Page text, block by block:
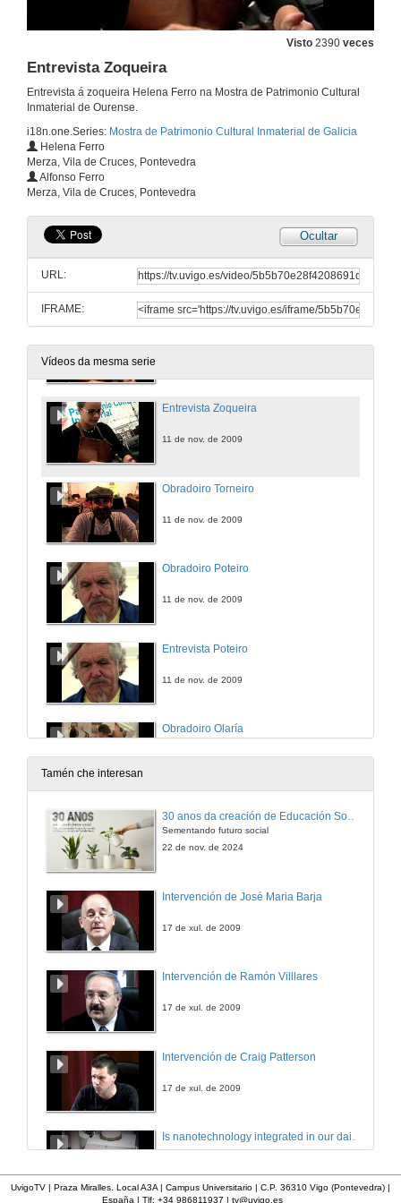
Visto 2390 veces
Entrevista Zoqueira
Entrevista á zoqueira Helena Ferro na Mostra de Patrimonio Cultural
Inmaterial de Ourense.
i18n.one.Series: Mostra de Patrimonio Cultural Inmaterial de Galicia
Helena Ferro
Merza, Vila de Cruces, Pontevedra
Alfonso Ferro
Merza, Vila de Cruces, Pontevedra
Ocultar
URL:
IFRAME:
Vídeos da mesma serie
Entrevista Encaixe de Camariñas
Obradoiro Artes de pesca
Entrevista Artes de Pesca
11 de nov. de 2009
Obradoiro de construcción de instrumentos musicais vexetais
11 de nov. de 2009
Obradoiro Zoqueira
Entrevista Zoqueira
11 de nov. de 2009
Obradoiro Torneiro
11 de nov. de 2009
Obradoiro Poteiro
11 de nov. de 2009
Entrevista Poteiro
11 de nov. de 2009
Obradoiro Olaría
11 de nov. de 2009
Obradoiro Lutheria
Obradoiro Forxa
Entrevista Forxa
Tamén che interesan
30 anos da creación de Educación Social e de Traballo Social
Sementando futuro social
22 de nov. de 2024
Intervención de José Maria Barja
17 de xul. de 2009
Intervención de Ramón Villlares
17 de xul. de 2009
Intervención de Craig Patterson
17 de xul. de 2009
Is nanotechnology integrated in our daily lives?
UvigoTV | Praza Miralles. Local A3A | Campus Universitario | C.P. 36310 Vigo (Pontevedra) |
España | Tlf: +34 986811937 | tv@uvigo.es